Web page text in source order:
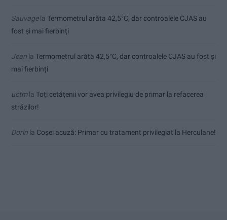
Sauvagela Termometrul arăta 42,5°C, dar controalele CJAS au
fost și mai fierbinți
Jean la Termometrul arăta 42,5°C, dar controalele CJAS au fost și
mai fierbinți
uctmla Toți cetățenii vor avea privilegiu de primar la refacerea
străzilor!
Dorin la Coșei acuză: Primar cu tratament privilegiat la Herculane!